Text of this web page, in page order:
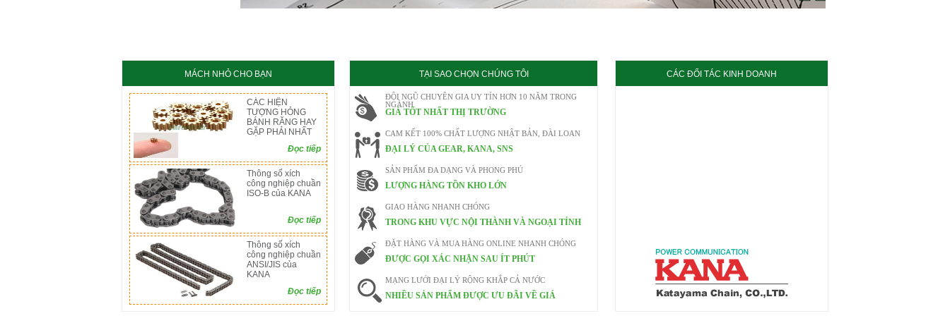
MÁCH NHỎ CHO BẠN
CÁC HIỆN
TƯỢNG HỎNG
BÁNH RĂNG HAY
GẶP PHẢI NHẤT
Đọc tiếp
Thông số xích
công nghiệp chuần
ISO-B của KANA
Đọc tiếp
Thông số xích
công nghiệp chuần
ANSI/JIS của
KANA
Đọc tiếp
TẠI SAO CHỌN CHÚNG TÔI
ĐỘI NGŨ CHUYÊN GIA UY TÍN HƠN 10 NĂM TRONG
NGÀNH
GIÁ TỐT NHẤT THỊ TRƯỜNG
CAM KẾT 100% CHẤT LƯỢNG NHẬT BẢN, ĐÀI LOAN
ĐẠI LÝ CỦA GEAR, KANA, SNS
SẢN PHẨM ĐA DẠNG VÀ PHONG PHÚ
LƯỢNG HÀNG TỒN KHO LỚN
GIAO HÀNG NHANH CHÓNG
TRONG KHU VỰC NỘI THÀNH VÀ NGOẠI TỈNH
ĐẶT HÀNG VÀ MUA HÀNG ONLINE NHANH CHÓNG
ĐƯỢC GỌI XÁC NHẬN SAU ÍT PHÚT
MẠNG LƯỚI ĐẠI LÝ RỘNG KHẮP CẢ NƯỚC
NHIỀU SẢN PHẨM ĐƯỢC ƯU ĐÃI VỀ GIÁ
CÁC ĐỐI TÁC KINH DOANH